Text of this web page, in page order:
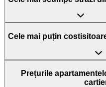
Cele mai puțin
Prețurile